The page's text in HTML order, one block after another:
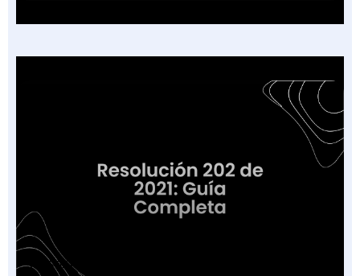
Resolución 202 de 2021: Guía Completa para